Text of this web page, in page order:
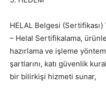
HELAL Belgesi (Sertifikası)
– Helal Sertifikalama,
hazırlama ve işleme
şartlarını, katı güvenlik
bir bilirkişi hizmeti sunar,